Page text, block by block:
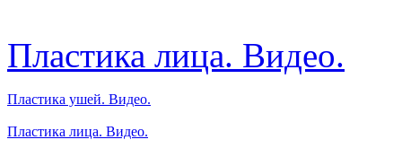
Пластика лица. Видео.
Пластика ушей. Видео.
Пластика лица. Видео.